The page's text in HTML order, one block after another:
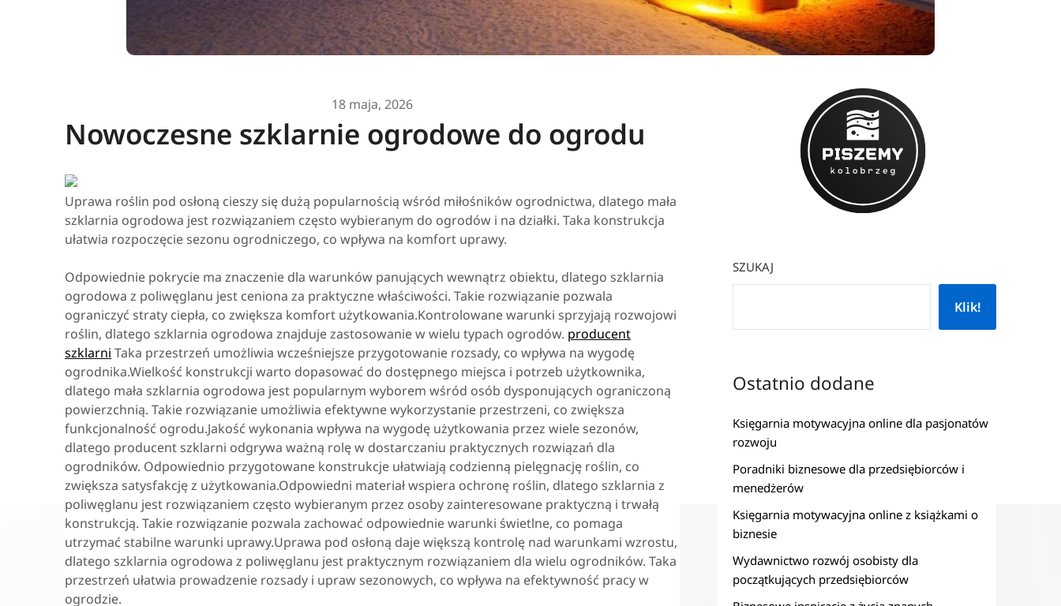
18 maja, 2026
Nowoczesne szklarnie ogrodowe do ogrodu
Uprawa roślin pod osłoną cieszy się dużą popularnością wśród miłośników ogrodnictwa, dlatego mała
szklarnia ogrodowa jest rozwiązaniem często wybieranym do ogrodów i na działki. Taka konstrukcja
ułatwia rozpoczęcie sezonu ogrodniczego, co wpływa na komfort uprawy.
Odpowiednie pokrycie ma znaczenie dla warunków panujących wewnątrz obiektu, dlatego szklarnia
ogrodowa z poliwęglanu jest ceniona za praktyczne właściwości. Takie rozwiązanie pozwala
ograniczyć straty ciepła, co zwiększa komfort użytkowania.Kontrolowane warunki sprzyjają rozwojowi
roślin, dlatego szklarnia ogrodowa znajduje zastosowanie w wielu typach ogrodów. producent
szklarni Taka przestrzeń umożliwia wcześniejsze przygotowanie rozsady, co wpływa na wygodę
ogrodnika.Wielkość konstrukcji warto dopasować do dostępnego miejsca i potrzeb użytkownika,
dlatego mała szklarnia ogrodowa jest popularnym wyborem wśród osób dysponujących ograniczoną
powierzchnią. Takie rozwiązanie umożliwia efektywne wykorzystanie przestrzeni, co zwiększa
funkcjonalność ogrodu.Jakość wykonania wpływa na wygodę użytkowania przez wiele sezonów,
dlatego producent szklarni odgrywa ważną rolę w dostarczaniu praktycznych rozwiązań dla
ogrodników. Odpowiednio przygotowane konstrukcje ułatwiają codzienną pielęgnację roślin, co
zwiększa satysfakcję z użytkowania.Odpowiedni materiał wspiera ochronę roślin, dlatego szklarnia z
poliwęglanu jest rozwiązaniem często wybieranym przez osoby zainteresowane praktyczną i trwałą
konstrukcją. Takie rozwiązanie pozwala zachować odpowiednie warunki świetlne, co pomaga
utrzymać stabilne warunki uprawy.Uprawa pod osłoną daje większą kontrolę nad warunkami wzrostu,
dlatego szklarnia ogrodowa z poliwęglanu jest praktycznym rozwiązaniem dla wielu ogrodników. Taka
przestrzeń ułatwia prowadzenie rozsady i upraw sezonowych, co wpływa na efektywność pracy w
ogrodzie.
SZUKAJ
Klik!
Ostatnio dodane
Księgarnia motywacyjna online dla pasjonatów
rozwoju
Poradniki biznesowe dla przedsiębiorców i
menedżerów
Księgarnia motywacyjna online z książkami o
biznesie
Wydawnictwo rozwój osobisty dla
początkujących przedsiębiorców